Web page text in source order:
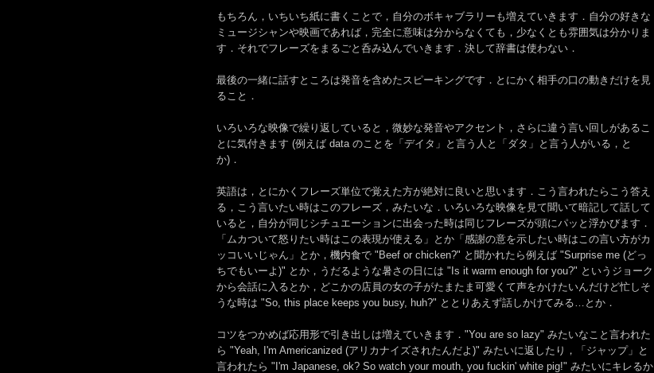
もちろん，いちいち紙に書くことで，自分のボキャブラリーも増えていきます．自分の好きな
ミュージシャンや映画であれば，完全に意味は分からなくても，少なくとも雰囲気は分かりま
す．それでフレーズをまるごと呑み込んでいきます．決して辞書は使わない．
最後の一緒に話すところは発音を含めたスピーキングです．とにかく相手の口の動きだけを見
ること．
いろいろな映像で繰り返していると，微妙な発音やアクセント，さらに違う言い回しがあるこ
とに気付きます (例えば data のことを「デイタ」と言う人と「ダタ」と言う人がいる，と
か)．
英語は，とにかくフレーズ単位で覚えた方が絶対に良いと思います．こう言われたらこう答え
る，こう言いたい時はこのフレーズ，みたいな．いろいろな映像を見て聞いて暗記して話して
いると，自分が同じシチュエーションに出会った時は同じフレーズが頭にパッと浮かびます．
「ムカついて怒りたい時はこの表現が使える」とか「感謝の意を示したい時はこの言い方がカ
ッコいいじゃん」とか，機内食で "Beef or chicken?" と聞かれたら例えば "Surprise me (どっ
ちでもいーよ)" とか，うだるような暑さの日には "Is it warm enough for you?" というジョーク
から会話に入るとか，どこかの店員の女の子がたまたま可愛くて声をかけたいんだけど忙しそ
うな時は "So, this place keeps you busy, huh?" ととりあえず話しかけてみる…とか．
コツをつかめば応用形で引き出しは増えていきます．"You are so lazy" みたいなこと言われた
ら "Yeah, I'm Americanized (アリカナイズされたんだよ)" みたいに返したり，「ジャップ」と
言われたら "I'm Japanese, ok? So watch your mouth, you fuckin' white pig!" みたいにキレるか